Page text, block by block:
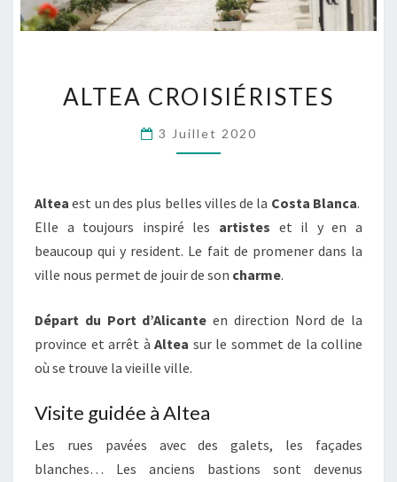
CROISIÉRISTES
ALTEA CROISIÉRISTES
3 Juillet 2020
Altea est un des plus belles villes de la Costa Blanca.
Elle a toujours inspiré les artistes et il y en a
beaucoup qui y resident. Le fait de promener dans la
ville nous permet de jouir de son charme.
Départ du Port d’Alicante en direction Nord de la
province et arrêt à Altea sur le sommet de la colline
où se trouve la vieille ville.
Visite guidée à Altea
Les rues pavées avec des galets, les façades
blanches… Les anciens bastions sont devenus